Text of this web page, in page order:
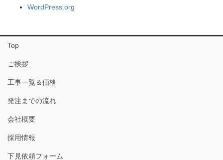
WordPress.org
Top
ご挨拶
工事一覧＆価格
発注までの流れ
会社概要
採用情報
下見依頼フォーム